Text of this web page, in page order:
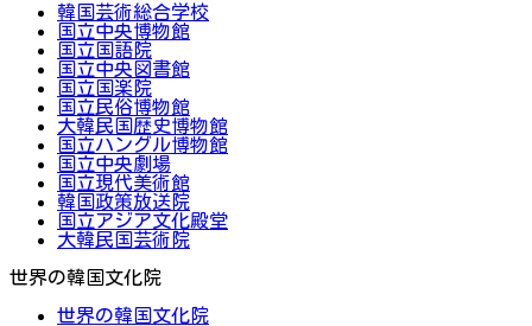
韓国芸術総合学校
国立中央博物館
国立国語院
国立中央図書館
国立国楽院
国立民俗博物館
大韓民国歴史博物館
国立ハングル博物館
国立中央劇場
国立現代美術館
韓国政策放送院
国立アジア文化殿堂
大韓民国芸術院
世界の韓国文化院
世界の韓国文化院